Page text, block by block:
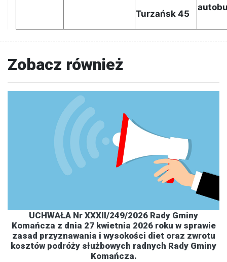
Turzańsk 45
Zobacz również
UCHWAŁA Nr XXXII/249/2026 Rady Gminy
Komańcza z dnia 27 kwietnia 2026 roku w sprawie
zasad przyznawania i wysokości diet oraz zwrotu
kosztów podróży służbowych radnych Rady Gminy
Komańcza.